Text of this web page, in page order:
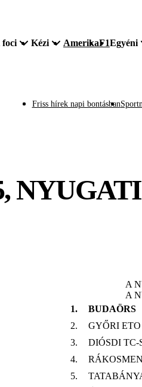
Kézi AmerikaF1Egyéni
Friss hírek napi bontásban
A
1. BUDAÖRS
2.
GYŐRI ETO
3.
DIÓSDI TC-
4.
5.
A